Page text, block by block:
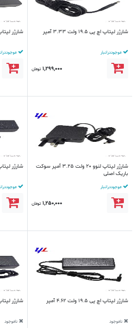
شارژر لپتاپ اچ پی 19.5 ولت 3.33 آمپر
موجود در انبار
1,299,000 تومان
شارژر لپتاپ اچ پی
موجود در
شارژر لپتاپ لنوو 20 ولت 3.25 آمپر سوکت
باریک اصلی
موجود در انبار
1,250,000 تومان
شارژر لپتاپ
موجود در
شارژر لپتاپ اچ پی 19.5 ولت 4.62 آمپر
ناموجود
شارژر لپتاپ
ناموجود